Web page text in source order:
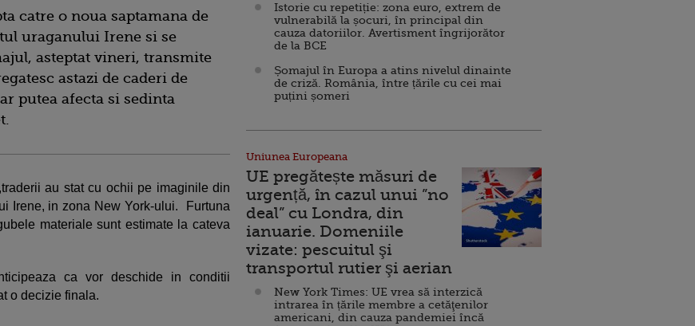
catre o noua saptamana de
uraganului Irene si se
asteptat vineri, transmite
astazi de caderi de
putea afecta si sedinta
au stat cu ochii pe imaginile din
Irene, in zona New York-ului. Furtuna
materiale sunt estimate la cateva
ca vor deschide in conditii
o decizie finala.
Istorie cu repetiție: zona euro, extrem de
vulnerabilă la șocuri, în principal din
cauza datoriilor. Avertisment îngrijorător
de la BCE
Șomajul în Europa a atins nivelul dinainte
de criză. România, între țările cu cei mai
puțini șomeri
Uniunea Europeana
UE pregătește măsuri de
urgență, în cazul unui ”no
deal” cu Londra, din
ianuarie. Domeniile
vizate: pescuitul şi
transportul rutier şi aerian
New York Times: UE vrea să interzică
intrarea în țările membre a cetăţenilor
americani, din cauza pandemiei încă